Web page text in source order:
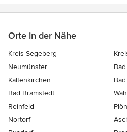
Orte in der Nähe
Kreis Segeberg
Neumünster
Kaltenkirchen
Bad Bramstedt
Reinfeld
Plön
Nortorf